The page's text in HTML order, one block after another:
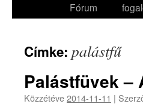
Fórum
Címke: palástfű
Palástfüvek –
Közzétéve2014-11-11 |